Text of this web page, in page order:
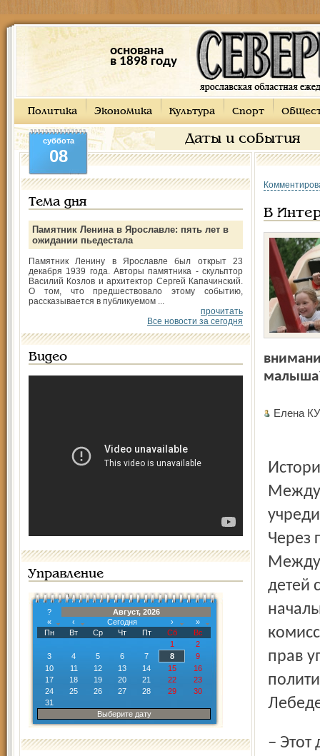
основана
в 1898 году
Политика Экономика Культура Спорт
Даты и события
суббота
08
Тема дня
Памятник Ленина в Ярославле: пять лет в
ожидании пьедестала
Памятник Ленину в Ярославле был открыт 23
декабря 1939 года. Авторы памятника - скульптор
Василий Козлов и архитектор Сергей Капачинский.
О том, что предшествовало этому событию,
рассказывается в публикуемом ...
прочитать
Все новости за сегодня
Видео
Управление
?
Август, 2026
«
‹ Сегодня ›
»
Пн
Вт Ср Чт Пт Сб
Вс
1
2
3
4 5 6 7 8
9
10
11 12 13 14 15
16
17
18 19 20 21 22
23
24
25 26 27 28 29
30
31
Выберите дату
В
Елена
История праздника берёт своё начало с 1949 года, когда
Через
детей
прав
– Этот день служит напоминанием обществу о